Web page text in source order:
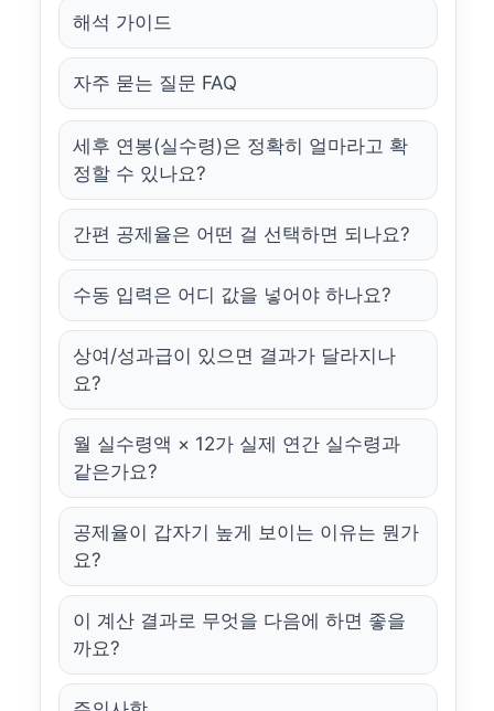
해석 가이드
자주 묻는 질문 FAQ
세후 연봉(실수령)은 정확히 얼마라고 확
정할 수 있나요?
간편 공제율은 어떤 걸 선택하면 되나요?
수동 입력은 어디 값을 넣어야 하나요?
상여/성과급이 있으면 결과가 달라지나
요?
월 실수령액 × 12가 실제 연간 실수령과
같은가요?
공제율이 갑자기 높게 보이는 이유는 뭔가
요?
이 계산 결과로 무엇을 다음에 하면 좋을
까요?